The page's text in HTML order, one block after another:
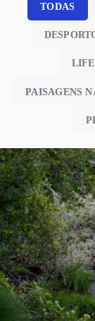
TODAS
PAISAGENS